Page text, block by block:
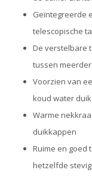
Geïntegreerde
telescopische
De verstelbare
tussen
Voorzien van
koud water
Warme
duikkappen
Ruime en goed
hetzelfde